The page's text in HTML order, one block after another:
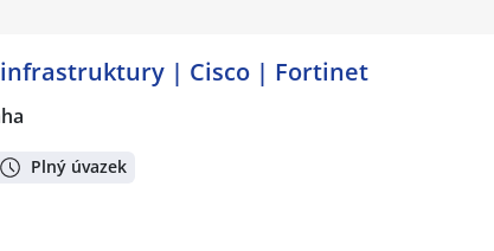
| Cisco | Fortinet
Plný úvazek